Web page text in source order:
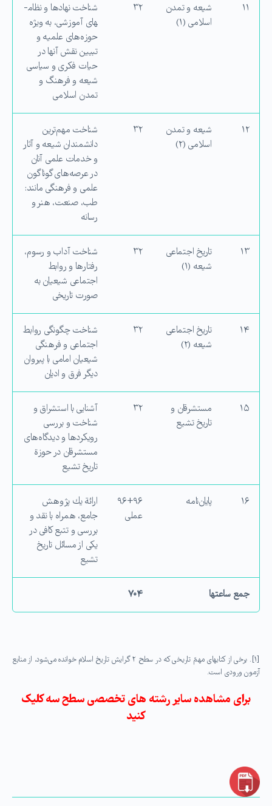
۱۱
شیعه و تمدن
اسلامی (۱)
۳۲
شناخت نهادها و نظام­
های آموزشی، به ویژه
حوزه‌های علمیه و
تبیین نقش آنها در
حیات فکری و سیاسی
شیعه و فرهنگ و
تمدن اسلامی
۱۲
شیعه و تمدن
اسلامی (۲)
۳۲
شناخت مهم‌ترین
دانشمندان شیعه و آثار
و خدمات علمی آنان
در عرصه‌های گوناگون
علمی و فرهنگی مانند:
طب، صنعت، هنر و
رسانه
۱۳
تاریخ اجتماعی
شیعه (۱)
۳۲
شناخت آداب و رسوم،
رفتارها و روابط
اجتماعی شیعیان به
صورت تاریخی
۱۴
تاریخ اجتماعی
شیعه (۲)
۳۲
شناخت چگونگی روابط
اجتماعی و فرهنگی
شیعیان امامی با پیروان
دیگر فرق و ادیان
۱۵
مستشرقان و
تاریخ تشیع
۳۲
آشنایی با استشراق و
شناخت و بررسی
رویکرد‌ها و دیدگاه‌های
مستشرقان در حوزة
تاریخ تشیع
۱۶ پایان‌نامه
۹۶+۹۶
عملی
ارائة یك پژوهش
جامع، همراه با نقد و
بررسی و تتبع كافی در
یکی از مسائل تاریخ
تشیع
جمع ساعت­ها ۷۰۴
[۱]. برخی از كتاب­های مهمّ تاریخی كه در سطح ۲ گرایش تاریخ اسلام خوانده می‌شود، از منابع
آزمون ورودی است.
برای مشاهده سایر رشته های تخصصی سطح سه کلیک
کنید